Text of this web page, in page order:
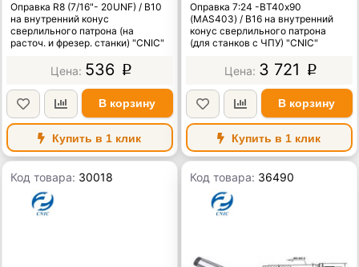
Оправка R8 (7/16"- 20UNF) / В10
на внутренний конус
сверлильного патрона (на
расточ. и фрезер. станки) "CNIC"
536 p
В корзину
Купить в 1 клик
Оправка 7:24 -ВТ40х90
(MAS403) / В16 на внутренний
конус сверлильного патрона
(для станков с ЧПУ) "CNIC"
3 721 p
В корзину
Купить в 1 клик
Код товара: 30018 Код товара: 36490